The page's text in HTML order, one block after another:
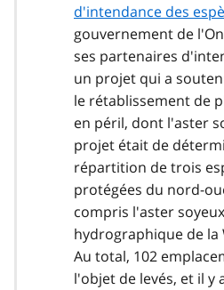
d'intendance des
gouvernement de
ses partenaires
un projet qui a
le rétablissement de
en péril, dont l'aster
projet était de
répartition de trois
protégées du nord-
compris l'aster
hydrographique de la
Au total, 102
l'objet de levés, et il y